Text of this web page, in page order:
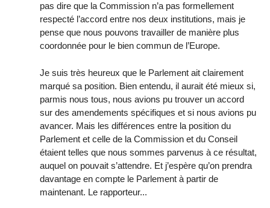
pas dire que la Commission n’a pas formellement
respecté l’accord entre nos deux institutions, mais je
pense que nous pouvons travailler de manière plus
coordonnée pour le bien commun de l’Europe.
Je suis très heureux que le Parlement ait clairement
marqué sa position. Bien entendu, il aurait été mieux si,
parmis nous tous, nous avions pu trouver un accord
sur des amendements spécifiques et si nous avions pu
avancer. Mais les différences entre la position du
Parlement et celle de la Commission et du Conseil
étaient telles que nous sommes parvenus à ce résultat,
auquel on pouvait s’attendre. Et j’espère qu’on prendra
davantage en compte le Parlement à partir de
maintenant. Le rapporteur...